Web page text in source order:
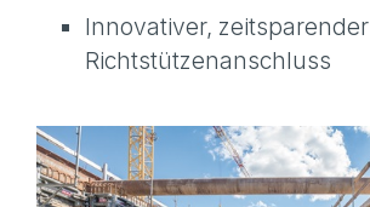
Innovativer, zeitsparender
Richtstützenanschluss